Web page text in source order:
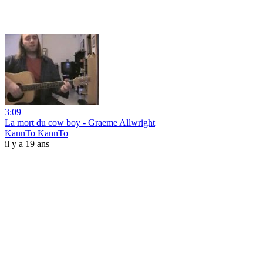
3:09
La mort du cow boy - Graeme Allwright
KannTo KannTo
il y a 19 ans